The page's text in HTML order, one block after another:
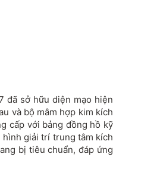
đã sở hữu diện mạo hiện
và bộ mâm hợp kim kích
cấp với bảng đồng hồ kỹ
giải trí trung tâm kích
bị tiêu chuẩn, đáp ứng